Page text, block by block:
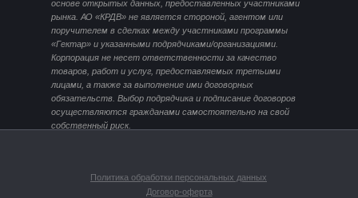
основе открытых данных, предоставленных участниками
рынка. АО «КРДВ» не является стороной, агентом или
поручителем в сделках между участниками программы
«Гектар» и указанными подрядчиками/организациями.
Корпорация не несет ответственности за качество
товаров, работ и услуг, предоставляемых третьими
лицами, а также за выполнение ими договорных
обязательств. Выбор подрядчика и подписание договоров
осуществляются гражданами самостоятельно на свой
собственный риск.
Политика обработки персональных данных
Договор-оферта